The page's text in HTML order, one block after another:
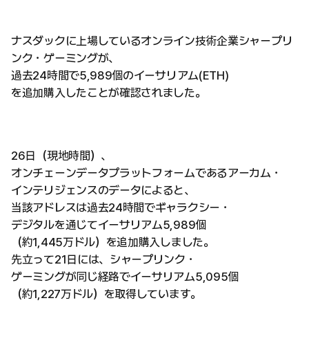
ナスダックに上場しているオンライン技術企業シャープリ
ンク・ゲーミングが、
過去24時間で5,989個のイーサリアム(ETH)
を追加購入したことが確認されました。
26日（現地時間）、
オンチェーンデータプラットフォームであるアーカム・
インテリジェンスのデータによると、
当該アドレスは過去24時間でギャラクシー・
デジタルを通じてイーサリアム5,989個
（約1,445万ドル）を追加購入しました。
先立って21日には、シャープリンク・
ゲーミングが同じ経路でイーサリアム5,095個
（約1,227万ドル）を取得しています。